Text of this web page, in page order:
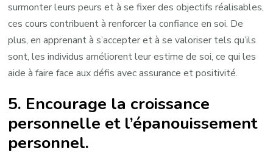
surmonter leurs peurs et à se fixer des objectifs réalisables,
ces cours contribuent à renforcer la confiance en soi. De
plus, en apprenant à s’accepter et à se valoriser tels qu’ils
sont, les individus améliorent leur estime de soi, ce qui les
aide à faire face aux défis avec assurance et positivité.
5. Encourage la croissance
personnelle et l’épanouissement
personnel.